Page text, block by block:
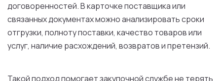
договоренностей. В карточке поставщика или
связанных документах можно анализировать сроки
отгрузки, полноту поставки, качество товаров или
услуг, наличие расхождений, возвратов и претензий.
Такой подход помогает закупочной службе не терять